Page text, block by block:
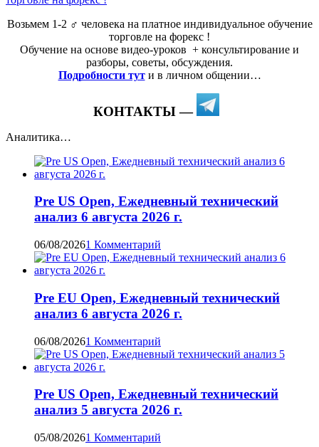
Возьмем 1-2 ‍♂️ человека на платное индивидуальное обучение
торговле на форекс !
Обучение на основе видео-уроков ️ + консультирование и
разборы, советы, обсуждения.
Подробности тут и в личном общении…
КОНТАКТЫ —
Аналитика…
Pre US Open, Ежедневный технический
анализ 6 августа 2026 г.
06/08/20261 Комментарий
Pre EU Open, Ежедневный технический
анализ 6 августа 2026 г.
06/08/20261 Комментарий
Pre US Open, Ежедневный технический
анализ 5 августа 2026 г.
05/08/20261 Комментарий